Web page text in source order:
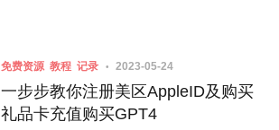
免费资源 教程 记录 2023-05-24
一步步教你注册美区AppleID及购买
礼品卡充值购买GPT4